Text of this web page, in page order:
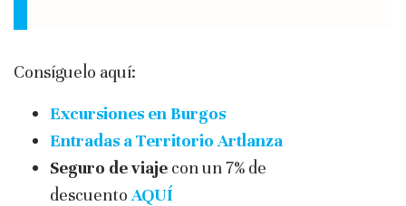
Consíguelo aquí:
Excursiones en Burgos
Entradas a Territorio Artlanza
Seguro de viaje con un 7% de
descuentoAQUÍ